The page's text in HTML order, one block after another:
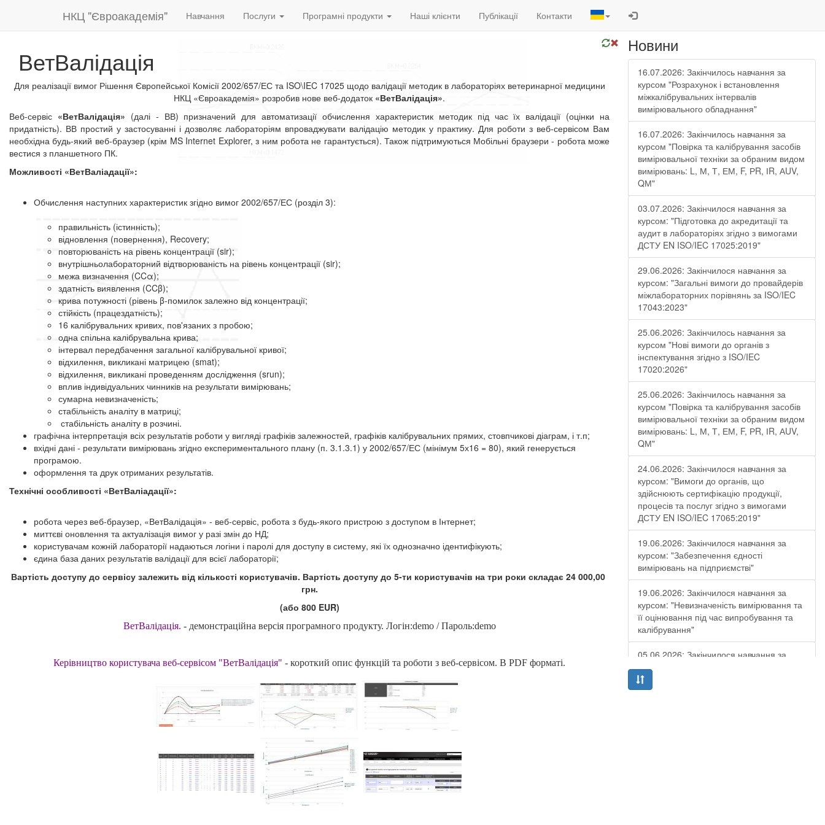
НКЦ "Євроакадемія" Навчання Послуги Програмні продукти Наші клієнти Публікації Контакти
ВетВалідація
Для реалізації вимог Рішення Європейської Комісії 2002/657/ЕС та ISO\IEC 17025 щодо валідації методик в лабораторіях ветеринарної медицини
НКЦ «Євроакадемія» розробив нове веб-додаток «ВетВалідація».
Веб-сервіс «ВетВалідація» (далі - ВВ) призначений для автоматизації обчислення характеристик методик під час їх валідації (оцінки на
придатність). ВВ простий у застосуванні і дозволяє лабораторіям впроваджувати валідацію методик у практику. Для роботи з веб-сервісом Вам
необхідна будь-який веб-браузер (крім MS Internet Explorer, з ним робота не гарантується). Також підтримуються Мобільні браузери - робота може
вестися з планшетного ПК.
Можливості «ВетВаліадації»:
Обчислення наступних характеристик згідно вимог 2002/657/ЕС (розділ 3):
правильність (істинність);
відновлення (повернення), Recovery;
повторюваність на рівень концентрації (sir);
внутрішньолабораторний відтворюваність на рівень концентрації (sir);
межа визначення (CCα);
здатність виявлення (CCβ);
крива потужності (рівень β-помилок залежно від концентрації;
стійкість (працездатність);
16 калібрувальних кривих, пов'язаних з пробою;
одна спільна калібрувальна крива;
інтервал передбачення загальної калібрувальної кривої;
відхилення, викликані матрицею (smat);
відхилення, викликані проведенням дослідження (srun);
вплив індивідуальних чинників на результати вимірювань;
сумарна невизначеність;
стабільність аналіту в матриці;
стабільність аналіту в розчині.
графічна інтерпретація всіх результатів роботи у вигляді графіків залежностей, графіків калібрувальних прямих, стовпчикові діаграм, і т.п;
вхідні дані - результати вимірювань згідно експериментального плану (п. 3.1.3.1) у 2002/657/ЕС (мінімум 5х16 = 80), який генерується
програмою.
оформлення та друк отриманих результатів.
Технічні особливості «ВетВаліадації»:
робота через веб-браузер, «ВетВалідація» - веб-сервіс, робота з будь-якого пристрою з доступом в Інтернет;
миттєві оновлення та актуалізація вимог у разі змін до НД;
користувачам кожній лабораторії надаються логіни і паролі для доступу в систему, які їх однозначно ідентифікують;
єдина база даних результатів валідації для всієї лабораторії;
Вартість доступу до сервісу залежить від кількості користувачів. Вартість доступу до 5-ти користувачів на три роки складає 24 000,00
грн.
(або 800 EUR)​
ВетВалідація. - демонстраційна версія програмного продукту. Логін:demo / Пароль:demo
Керівництво користувача веб-сервісом "ВетВалідація" - короткий опис функцій та роботи з веб-сервісом. В PDF форматі.
Новини
16.07.2026: Закінчилось навчання за
курсом "Розрахунок і встановлення
міжкалібрувальних інтервалів
вимірювального обладнання"
16.07.2026: Закінчилось навчання за
курсом "Повірка та калібрування засобів
вимірювальної техніки за обраним видом
вимірювань: L, М, Т, ЕМ, F, РR, ІR, АUV,
QМ"
03.07.2026: Закінчилося навчання за
курсом: "Підготовка до акредитації та
аудит в лабораторіях згідно з вимогами
ДСТУ EN ISO/IEC 17025:2019"
29.06.2026: Закінчилося навчання за
курсом: "Загальні вимоги до провайдерів
міжлабораторних порівнянь за ISO/IEC
17043:2023"
25.06.2026: Закінчилось навчання за
курсом "Нові вимоги до органів з
інспектування згідно з ISO/IEC
17020:2026"
25.06.2026: Закінчилось навчання за
курсом "Повірка та калібрування засобів
вимірювальної техніки за обраним видом
вимірювань: L, М, Т, ЕМ, F, РR, ІR, АUV,
QМ"
24.06.2026: Закінчилося навчання за
курсом: "Вимоги до органів, що
здійснюють сертифікацію продукції,
процесів та послуг згідно з вимогами
ДСТУ EN ISO/IEC 17065:2019"
19.06.2026: Закінчилося навчання за
курсом: "Забезпечення єдності
вимірювань на підприємстві"
19.06.2026: Закінчилося навчання за
курсом: "Невизначеність вимірювання та
її оцінювання під час випробування та
калібрування"
05.06.2026: Закінчилося навчання за
курсом: "Підготовка до акредитації та
аудит медичних (клініко-діагностичних)
лабораторій відповідно до вимог ISO